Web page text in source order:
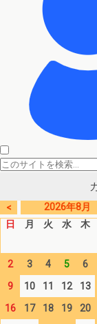
< 2026年8月
日
月 火 水 木
2
3 4 5 6
9
10 11 12 13
16
17 18 19 20